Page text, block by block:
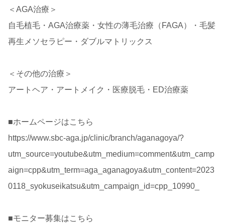
＜AGA治療＞
自毛植毛・AGA治療薬・女性の薄毛治療（FAGA）・毛髪
再生メソセラピー・ダブルマトリックス
＜その他の治療＞
アートヘア・アートメイク・医療脱毛・ED治療薬
■ホームページはこちら
https://www.sbc-aga.jp/clinic/branch/aganagoya/?
utm_source=youtube&utm_medium=comment&utm_camp
aign=cpp&utm_term=aga_aganagoya&utm_content=2023
0118_syokuseikatsu&utm_campaign_id=cpp_10990_
■モニター募集はこちら